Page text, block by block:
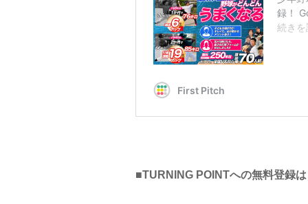
■TURNING POINTへの無料登録